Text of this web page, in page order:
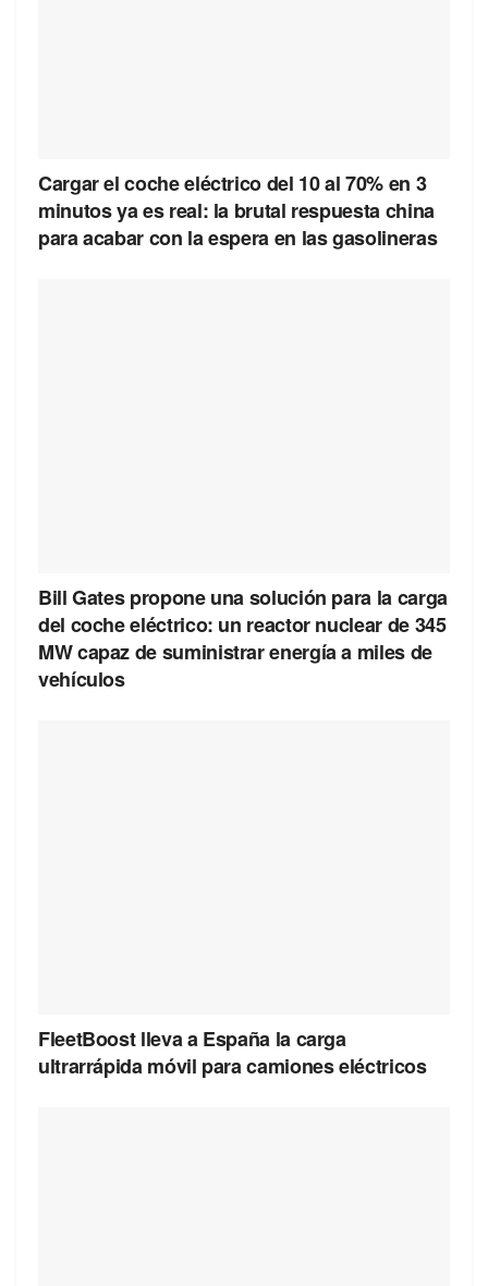
Cargar el coche eléctrico del 10 al 70% en 3
minutos ya es real: la brutal respuesta china
para acabar con la espera en las gasolineras
Bill Gates propone una solución para la carga
del coche eléctrico: un reactor nuclear de 345
MW capaz de suministrar energía a miles de
vehículos
FleetBoost lleva a España la carga
ultrarrápida móvil para camiones eléctricos